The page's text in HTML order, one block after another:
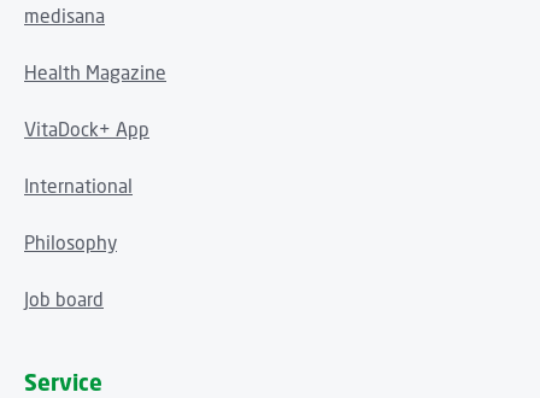
medisana
Health Magazine
VitaDock+ App
International
Philosophy
Job board
Service